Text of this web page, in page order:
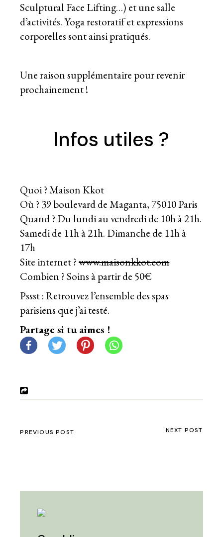
Sculptural Face Lifting…) et une salle
d’activités. Yoga restoratif et expressions
corporelles sont ainsi pratiqués.
Une raison supplémentaire pour revenir
prochainement !
Infos utiles ?
Quoi ? Maison Kkot
Où ? 39 boulevard de Maganta, 75010 Paris
Quand ? Du lundi au vendredi de 10h à 21h.
Samedi de 11h à 21h. Dimanche de 11h à
17h
Site internet ?www.maisonkkot.com
Combien ? Soins à partir de 50€
Pssst : Retrouvez l’ensemble desspas
parisiens que j’ai testé.
Partage si tu aimes !
PREVIOUS POST NEXT POST